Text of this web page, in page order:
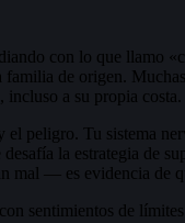
con lo que llamo
familia de origen.
a su propia costa.
peligro. Tu sistema
la estrategia de
mal — es evidencia de
sentimientos de